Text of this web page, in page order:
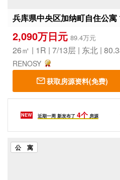
兵库県中央区加纳町自住公寓
2,090万日元 89.4万元
26㎡ | 1R | 7/13层 | 东北 |
RENOSY
获取房源资料(免费)
NEW 近期一周新发布了 4个房源
公 寓